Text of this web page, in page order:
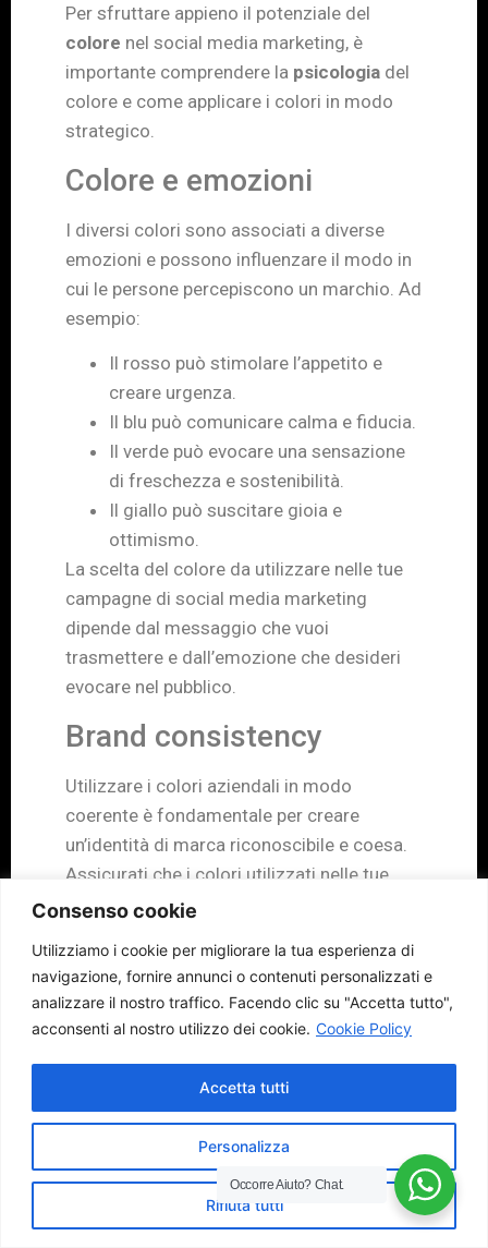
Consenso cookie
Utilizziamo i cookie per migliorare la tua esperienza di
navigazione, fornire annunci o contenuti personalizzati e
analizzare il nostro traffico. Facendo clic su "Accetta tutto",
acconsenti al nostro utilizzo dei cookie. Cookie Policy
Personalizza
Rifiuta tutti
Accetta tutti
Per sfruttare appieno il potenziale del
colore nel social media marketing, è
importante comprendere la psicologia del
colore e come applicare i colori in modo
strategico.
Colore e emozioni
I diversi colori sono associati a diverse
emozioni e possono influenzare il modo in
cui le persone percepiscono un marchio. Ad
esempio:
Il rosso può stimolare l’appetito e
creare urgenza.
Il blu può comunicare calma e fiducia.
Il verde può evocare una sensazione
di freschezza e sostenibilità.
Il giallo può suscitare gioia e
ottimismo.
La scelta del colore da utilizzare nelle tue
campagne di social media marketing
dipende dal messaggio che vuoi
trasmettere e dall’emozione che desideri
evocare nel pubblico.
Brand consistency
Utilizzare i colori aziendali in modo
coerente è fondamentale per creare
un’identità di marca riconoscibile e coesa.
Assicurati che i colori utilizzati nelle tue
immagini, loghi e post sui social media
In questo modo, i tuoifollower potranno
identificarti facilmente e associare i colori
utilizzati al tuo marchio.
Attenzione al contrasto
Quando crei immagini e grafiche per il
social media marketing, è importante
considerare il contrasto tra il testo e lo
sfondo. Un contrasto appropriato
Occorre Aiuto?Chat.